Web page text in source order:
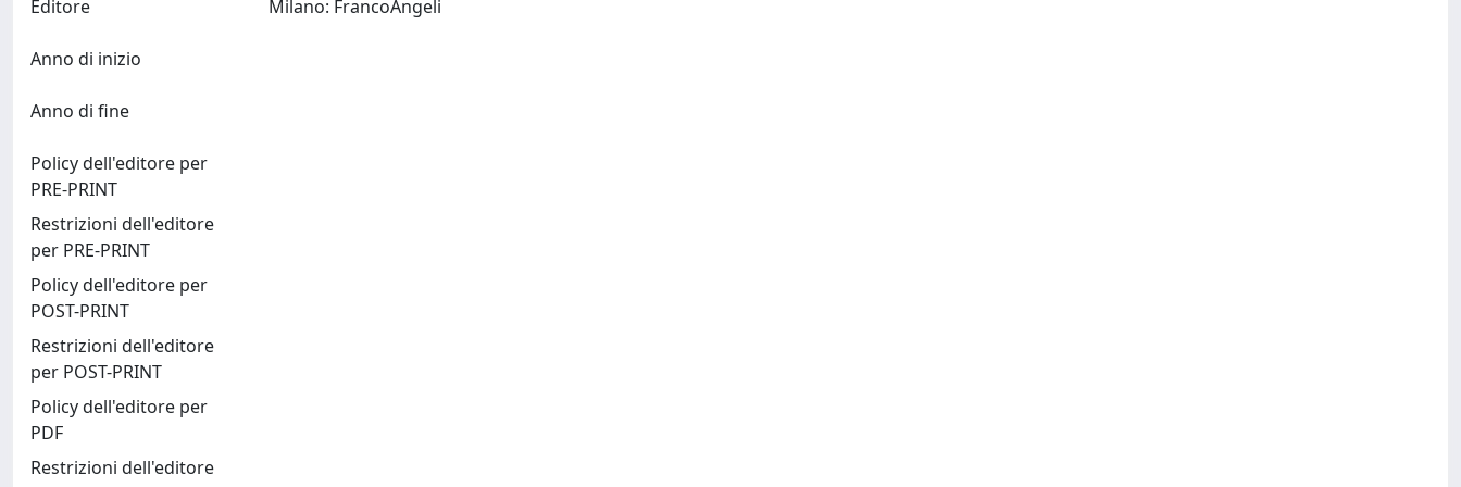
Editore
Anno di inizio
Anno di fine
Policy dell'editore per
PRE-PRINT
Restrizioni dell'editore
per PRE-PRINT
Policy dell'editore per
POST-PRINT
Restrizioni dell'editore
per POST-PRINT
Policy dell'editore per
PDF
Restrizioni dell'editore